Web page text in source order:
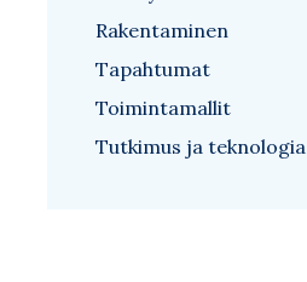
Rakentaminen
Tapahtumat
Toimintamallit
Tutkimus ja teknologia